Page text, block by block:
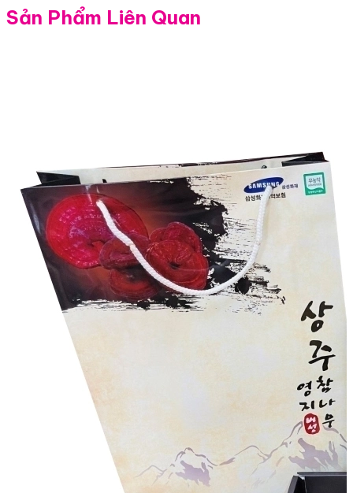
Sản Phẩm Liên Quan